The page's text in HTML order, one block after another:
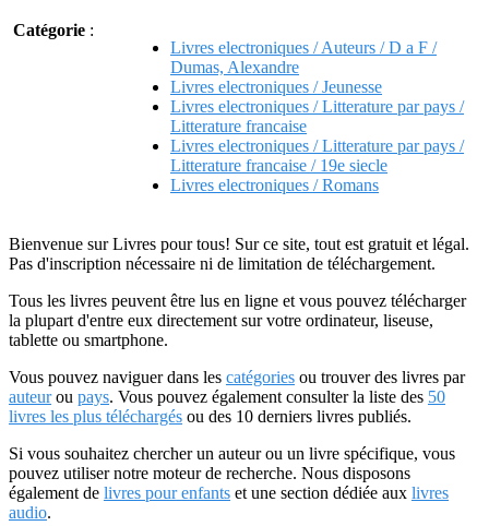
Catégorie :
Livres electroniques / Auteurs / D a F /
Dumas, Alexandre
Livres electroniques / Jeunesse
Livres electroniques / Litterature par pays /
Litterature francaise
Livres electroniques / Litterature par pays /
Litterature francaise / 19e siecle
Livres electroniques / Romans
Bienvenue sur Livres pour tous! Sur ce site, tout est gratuit et légal.
Pas d'inscription nécessaire ni de limitation de téléchargement.
Tous les livres peuvent être lus en ligne et vous pouvez télécharger
la plupart d'entre eux directement sur votre ordinateur, liseuse,
tablette ou smartphone.
Vous pouvez naviguer dans les catégories ou trouver des livres par
auteurou pays. Vous pouvez également consulter la liste des 50
livres les plus téléchargés ou des 10 derniers livres publiés.
Si vous souhaitez chercher un auteur ou un livre spécifique, vous
pouvez utiliser notre moteur de recherche. Nous disposons
également de livres pour enfants et une section dédiée aux livres
audio.